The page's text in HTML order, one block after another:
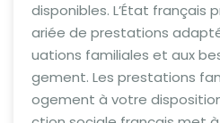
disponibles. L’État français
ariée de prestations
uations familiales et aux
gement. Les prestations
ogement à votre